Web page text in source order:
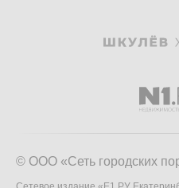
© ООО «Сеть городских